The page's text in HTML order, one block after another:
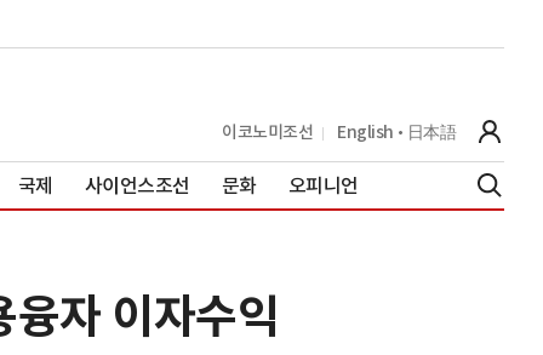
이코노미조선 English 日本語
국제 사이언스조선 문화 오피니언
자 이자수익